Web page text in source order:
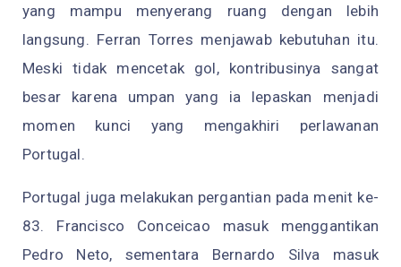
yang mampu menyerang ruang dengan lebih
langsung. Ferran Torres menjawab kebutuhan itu.
Meski tidak mencetak gol, kontribusinya sangat
besar karena umpan yang ia lepaskan menjadi
momen kunci yang mengakhiri perlawanan
Portugal.
Portugal juga melakukan pergantian pada menit ke-
83. Francisco Conceicao masuk menggantikan
Pedro Neto, sementara Bernardo Silva masuk